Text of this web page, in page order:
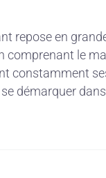
repose en
comprenant le
constamment
démarquer